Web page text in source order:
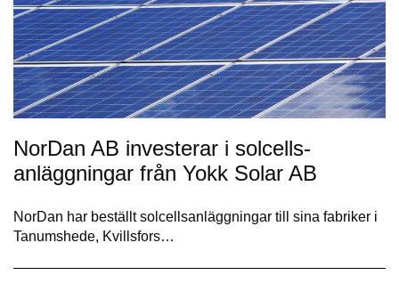
NorDan AB investerar i solcells-
anläggningar från Yokk Solar AB
NorDan har beställt solcellsanläggningar till sina fabriker i
Tanumshede, Kvillsfors…